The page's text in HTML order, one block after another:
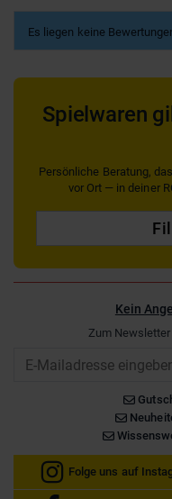
Es liegen keine
Spielwaren
Persönliche Beratung,
vor Ort — in deiner
Kein
Zum
Folge uns auf